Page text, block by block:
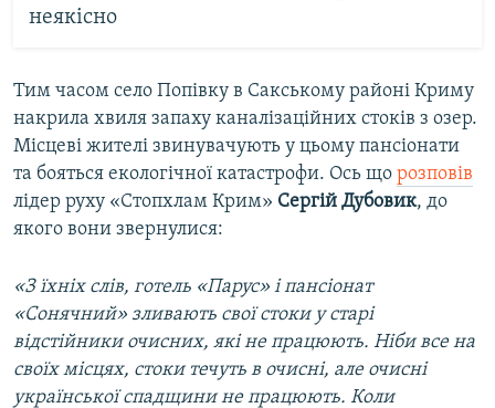
неякісно
Тим часом село Попівку в Сакському районі Криму
накрила хвиля запаху каналізаційних стоків з озер.
Місцеві жителі звинувачують у цьому пансіонати
та бояться екологічної катастрофи. Ось що розповів
лідер руху «Стопхлам Крим» Сергій Дубовик, до
якого вони звернулися:
«З їхніх слів, готель «Парус» і пансіонат
«Сонячний» зливають свої стоки у старі
відстійники очисних, які не працюють. Ніби все на
своїх місцях, стоки течуть в очисні, але очисні
української спадщини не працюють. Коли